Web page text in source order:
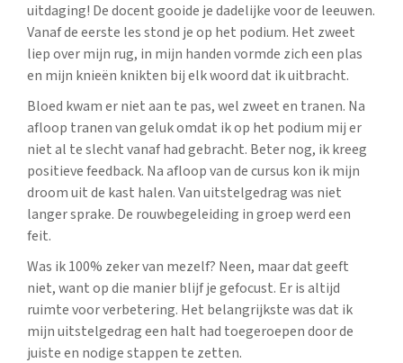
uitdaging! De docent gooide je dadelijke voor de leeuwen.
Vanaf de eerste les stond je op het podium. Het zweet
liep over mijn rug, in mijn handen vormde zich een plas
en mijn knieën knikten bij elk woord dat ik uitbracht.
Bloed kwam er niet aan te pas, wel zweet en tranen. Na
afloop tranen van geluk omdat ik op het podium mij er
niet al te slecht vanaf had gebracht. Beter nog, ik kreeg
positieve feedback. Na afloop van de cursus kon ik mijn
droom uit de kast halen. Van uitstelgedrag was niet
langer sprake. De rouwbegeleiding in groep werd een
feit.
Was ik 100% zeker van mezelf? Neen, maar dat geeft
niet, want op die manier blijf je gefocust. Er is altijd
ruimte voor verbetering. Het belangrijkste was dat ik
mijn uitstelgedrag een halt had toegeroepen door de
juiste en nodige stappen te zetten.